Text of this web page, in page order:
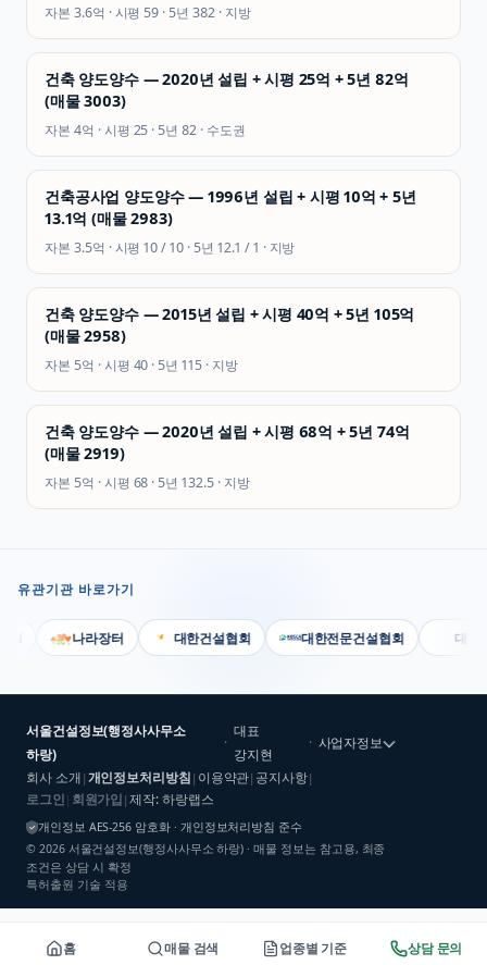
자본 3.6억 · 시평 59 · 5년382· 지방
건축 양도양수 — 2020년 설립 + 시평 25억 + 5년 82억
(매물 3003)
자본 4억 · 시평 25 · 5년82 · 수도권
건축공사업 양도양수 — 1996년 설립 + 시평 10억 + 5년
13.1억 (매물 2983)
자본 3.5억 · 시평10 / 10 · 5년 12.1 / 1 · 지방
건축 양도양수 — 2015년 설립 + 시평 40억 + 5년 105억
(매물 2958)
자본 5억 · 시평 40 · 5년115 · 지방
건축 양도양수 — 2020년 설립 + 시평 68억 + 5년 74억
(매물 2919)
자본 5억 · 시평 68 · 5년132.5· 지방
유관기관 바로가기
나라장터 대한건설협회 대한전문건설협회 대한기
서울건설정보(행정사사무소
하랑)
·
대표
강지현
· 사업자정보
회사 소개 | 개인정보처리방침 | 이용약관| 공지사항|
로그인 회원가입 |제작: 하랑랩스
개인정보 AES-256 암호화 · 개인정보처리방침 준수
© 2026 서울건설정보(행정사사무소 하랑) · 매물 정보는 참고용, 최종
조건은 상담 시 확정
특허출원 기술 적용
홈 매물 검색 업종별 기준 상담 문의